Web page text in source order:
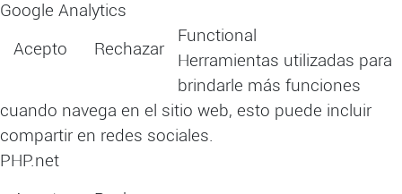
Google Analytics
Acepto
Rechazar
Functional
Herramientas utilizadas para
brindarle más funciones
cuando navega en el sitio web, esto puede incluir
compartir en redes sociales.
PHP.net